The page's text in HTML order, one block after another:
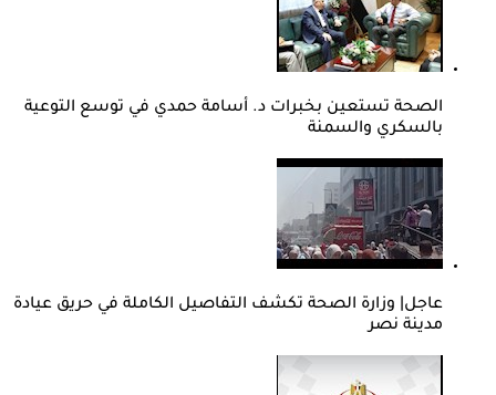
الصحة تستعين بخبرات د. أسامة حمدي في توسع التوعية
بالسكري والسمنة
عاجل| وزارة الصحة تكشف التفاصيل الكاملة في حريق عيادة
مدينة نصر